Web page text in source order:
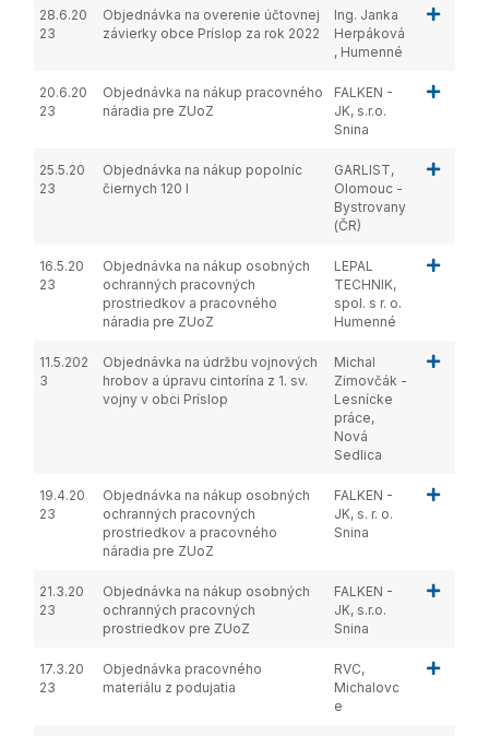
28.6.20
23
Objednávka na overenie účtovnej
závierky obce Príslop za rok 2022
Ing. Janka
Herpáková
, Humenné
20.6.20
23
Objednávka na nákup pracovného
náradia pre ZUoZ
FALKEN -
JK, s.r.o.
Snina
25.5.20
23
Objednávka na nákup popolníc
čiernych 120 l
GARLIST,
Olomouc -
Bystrovany
(ČR)
16.5.20
23
Objednávka na nákup osobných
ochranných pracovných
prostriedkov a pracovného
náradia pre ZUoZ
LEPAL
TECHNIK,
spol. s r. o.
Humenné
11.5.202
3
Objednávka na údržbu vojnových
hrobov a úpravu cintorína z 1. sv.
vojny v obci Príslop
Michal
Zimovčák -
Lesnícke
práce,
Nová
Sedlica
19.4.20
23
Objednávka na nákup osobných
ochranných pracovných
prostriedkov a pracovného
náradia pre ZUoZ
FALKEN -
JK, s. r. o.
Snina
21.3.20
23
Objednávka na nákup osobných
ochranných pracovných
prostriedkov pre ZUoZ
FALKEN -
JK, s.r.o.
Snina
17.3.20
23
Objednávka pracovného
materiálu z podujatia
RVC,
Michalovc
e